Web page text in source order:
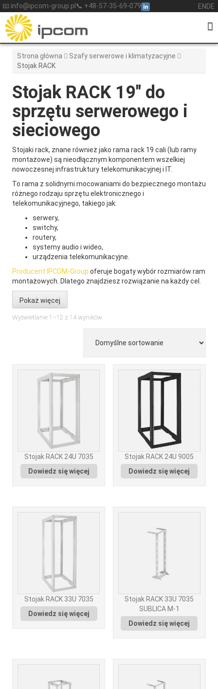
Skip
to
content
📧 info@ipcom-group.pl 📞 +48-57-35-69-079 EN DE
Strona główna
Szafy serwerowe i klimatyzacyjne
Stojak RACK
Stojak RACK 19″ do
sprzętu serwerowego i
sieciowego
Stojaki rack, znane również jako rama rack 19 cali (lub ramy
montażowe) są nieodłącznym komponentem wszelkiej
nowoczesnej infrastruktury telekomunikacyjnej i IT.
To rama z solidnymi mocowaniami do bezpiecznego montażu
różnego rodzaju sprzętu elektronicznego i
telekomunikacyjnego, takiego jak:
serwery,
switchy,
routery,
systemy audio i wideo,
urządzenia telekomunikacyjne.
Producent IPCOM-Group oferuje bogaty wybór rozmiarów ram
montażowych. Dlatego znajdziesz rozwiązanie na każdy cel.
Pokaż więcej
Wyświetlanie 1–12 z 14 wyników
Stojak RACK 24U 7035
Dowiedz się więcej
Stojak RACK 24U 9005
Dowiedz się więcej
Stojak RACK 33U 7035
Dowiedz się więcej
Stojak RACK 33U 7035
SUBLICA M-1
Dowiedz się więcej